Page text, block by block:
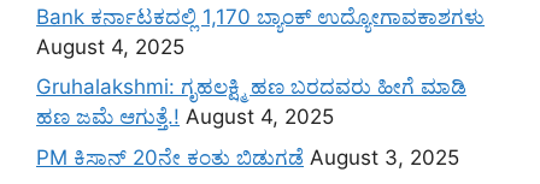
Bank ಕರ್ನಾಟಕದಲ್ಲಿ 1,170 ಬ್ಯಾಂಕ್ ಉದ್ಯೋಗಾವಕಾಶಗಳು
August 4, 2025
Gruhalakshmi: ಗೃಹಲಕ್ಷ್ಮಿ ಹಣ ಬರದವರು ಹೀಗೆ ಮಾಡಿ
ಹಣ ಜಮೆ‌ ಆಗುತ್ತೆ.! August 4, 2025
PM ಕಿಸಾನ್ 20ನೇ ಕಂತು ಬಿಡುಗಡೆ August 3, 2025